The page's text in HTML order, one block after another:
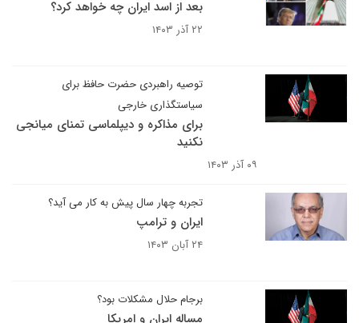
بعد از اسد ایران چه خواهد کرد؟
۲۲ آذر ۱۴۰۳
توصیه راهبردی حضرت حافظ برای
سیاستگذاری خارجی
برای مذاکره و دیپلماسی تمنای میانجی
نکنید
۰۹ آذر ۱۴۰۳
تجربه چهار سال پیش به کار می آید؟
ایران و ترامپ
۲۴ آبان ۱۴۰۳
برجام حلال مشکلات بود؟
مساله ایران و امریکا